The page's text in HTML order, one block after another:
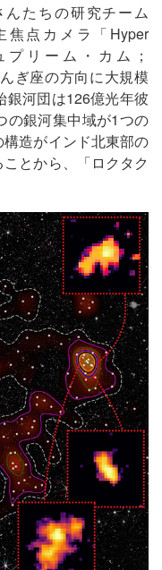
んたちの研究チーム
点カメラ「Hyper
プリーム・カム；
ぎ座の方向に大規模
銀河団は126億光年彼
の銀河集中域が1つの
造がインド北東部の
とから、「ロクタク